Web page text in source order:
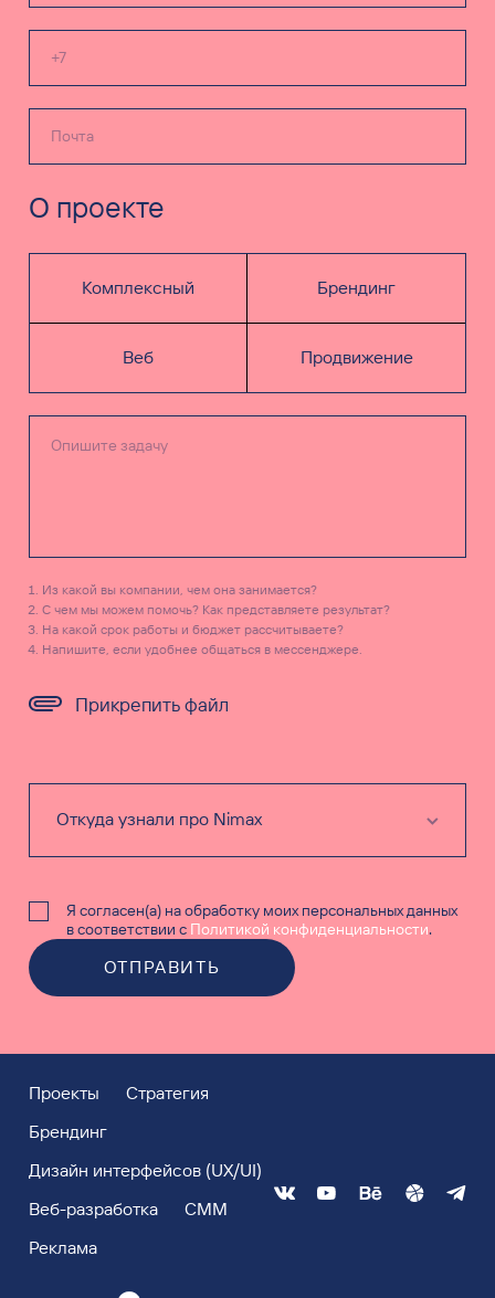
О проекте
Комплексный Брендинг
Веб Продвижение
Прикрепить файл
Из какой вы компании, чем она занимается?
С чем мы можем помочь? Как представляете результат?
На какой срок работы и бюджет рассчитываете?
Напишите, если удобнее общаться в мессенджере.
Я согласен(а) на обработку моих персональных данных
в соответствии с Политикой конфиденциальности.
ОТПРАВИТЬ
Проекты
Стратегия
Брендинг
Дизайн интерфейсов (UX/UI)
Веб-разработка
СММ
Реклама